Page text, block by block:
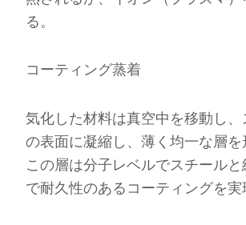
る。
コーティング蒸着
気化した材料は真空中を移動し
の表面に凝縮し、薄く均一な層を
この層は分子レベルでスチール
で耐久性のあるコーティングを実